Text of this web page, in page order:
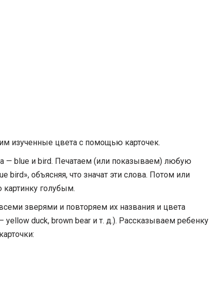
изученные цвета с помощью карточек.
— blue и bird. Печатаем (или показываем) любую
bird», объясняя, что значат эти слова. Потом или
голубым.
зверями и повторяем их названия и цвета
yellow duck, brown bear и т. д.). Рассказываем ребенку